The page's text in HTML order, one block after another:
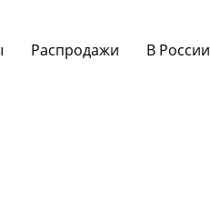
Распродажи В России